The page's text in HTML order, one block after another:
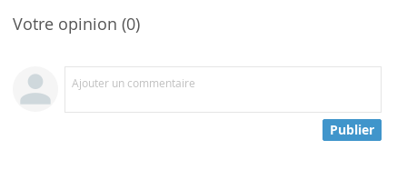
Votre opinion (0)
Ajouter un commentaire
Publier